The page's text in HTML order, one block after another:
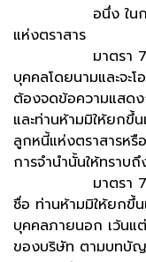
อนึ่ง ในการนี้ไ
แห่งตราสาร
มาตรา 752 ถ้า
บุคคลโดยนามและจะ
ต้องจดข้อความแสดง
และท่านห้ามมิให้ยกขึ้
ลูกหนี้แห่งตราสารห
การจำนำนั้นให้ทราบ
มาตรา 753 ถ้า
ชื่อ ท่านห้ามมิให้ยกขึ้
บุคคลภายนอก เว้นแต่
ของบริษัท ตามบท